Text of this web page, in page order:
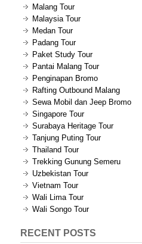
Malang Tour
Malaysia Tour
Medan Tour
Padang Tour
Paket Study Tour
Pantai Malang Tour
Penginapan Bromo
Rafting Outbound Malang
Sewa Mobil dan Jeep Bromo
Singapore Tour
Surabaya Heritage Tour
Tanjung Puting Tour
Thailand Tour
Trekking Gunung Semeru
Uzbekistan Tour
Vietnam Tour
Wali Lima Tour
Wali Songo Tour
RECENT POSTS